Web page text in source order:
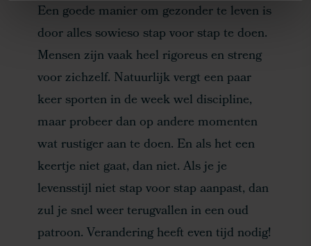
Een goede manier om gezonder te leven is
door alles sowieso stap voor stap te doen.
Mensen zijn vaak heel rigoreus en streng
voor zichzelf. Natuurlijk vergt een paar
keer sporten in de week wel discipline,
maar probeer dan op andere momenten
wat rustiger aan te doen. En als het een
keertje niet gaat, dan niet. Als je je
levensstijl niet stap voor stap aanpast, dan
zul je snel weer terugvallen in een oud
patroon. Verandering heeft even tijd nodig!